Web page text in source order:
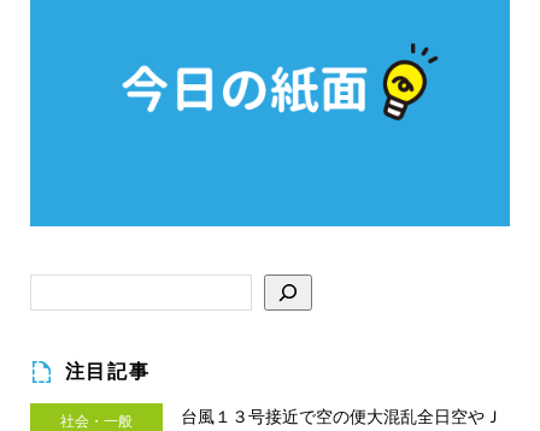
注目記事
社会・一般
台風１３号接近で空の便大混乱全日空やＪ